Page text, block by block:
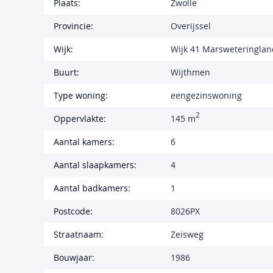
Plaats:
Zwolle
Provincie:
Overijssel
Wijk:
Wijk 41
Buurt:
Wijthmen
Type woning:
eengezinswoning
Oppervlakte:
145 m2
Aantal kamers:
6
Aantal slaapkamers:
4
Aantal badkamers:
1
Postcode:
8026PX
Straatnaam:
Zeisweg
Bouwjaar:
1986